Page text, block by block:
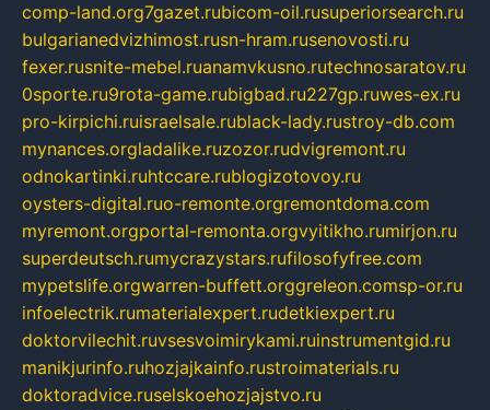
comp-land.org7gazet.rubicom-oil.rusuperiorsearch.ru
bulgarianedvizhimost.rusn-hram.rusenovosti.ru
fexer.rusnite-mebel.ruanamvkusno.rutechnosaratov.ru
0sporte.ru9rota-game.rubigbad.ru227gp.ruwes-ex.ru
pro-kirpichi.ruisraelsale.rublack-lady.rustroy-db.com
mynances.orgladalike.ruzozor.rudvigremont.ru
odnokartinki.ruhtccare.rublogizotovoy.ru
oysters-digital.ruo-remonte.orgremontdoma.com
myremont.orgportal-remonta.orgvyitikho.rumirjon.ru
superdeutsch.rumycrazystars.rufilosofyfree.com
mypetslife.orgwarren-buffett.orggreleon.comsp-or.ru
infoelectrik.rumaterialexpert.rudetkiexpert.ru
doktorvilechit.ruvsesvoimirykami.ruinstrumentgid.ru
manikjurinfo.ruhozjajkainfo.rustroimaterials.ru
doktoradvice.ruselskoehozjajstvo.ru